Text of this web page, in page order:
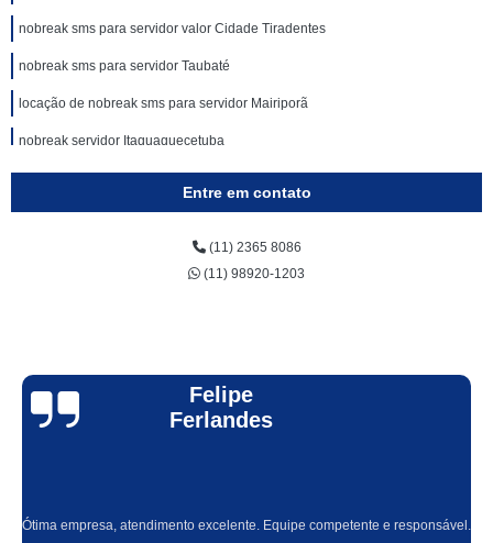
nobreak sms para servidor valor Cidade Tiradentes
nobreak sms para servidor Taubaté
locação de nobreak sms para servidor Mairiporã
nobreak servidor Itaquaquecetuba
nobreak rack servidor Araras
locação de nobreak rack servidor Vila Sônia
rack servidor nobreak valor Socorro
nobreak de servidor para rede valor Vila Romana
Entre em contato
(11) 2365 8086
(11) 98920-1203
Felipe
Ferlandes
Ótima empresa, atendimento excelente. Equipe competente e responsável.